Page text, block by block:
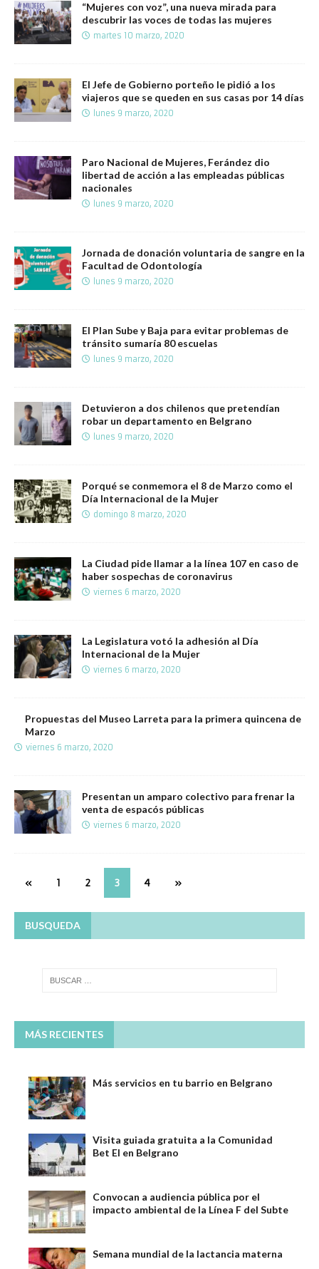
“Mujeres con voz”, una nueva mirada para
descubrir las voces de todas las mujeres
martes 10 marzo, 2020
El Jefe de Gobierno porteño le pidió a los
viajeros que se queden en sus casas por 14 días
lunes 9 marzo, 2020
Paro Nacional de Mujeres, Ferández dio
libertad de acción a las empleadas públicas
nacionales
lunes 9 marzo, 2020
Jornada de donación voluntaria de sangre en la
Facultad de Odontología
lunes 9 marzo, 2020
El Plan Sube y Baja para evitar problemas de
tránsito sumaría 80 escuelas
lunes 9 marzo, 2020
Detuvieron a dos chilenos que pretendían
robar un departamento en Belgrano
lunes 9 marzo, 2020
Porqué se conmemora el 8 de Marzo como el
Día Internacional de la Mujer
domingo 8 marzo, 2020
La Ciudad pide llamar a la línea 107 en caso de
haber sospechas de coronavirus
viernes 6 marzo, 2020
La Legislatura votó la adhesión al Día
Internacional de la Mujer
viernes 6 marzo, 2020
Propuestas del Museo Larreta para la primera quincena de
Marzo
viernes 6 marzo, 2020
Presentan un amparo colectivo para frenar la
venta de espacós públicas
viernes 6 marzo, 2020
« 1 2 3 4 »
BUSQUEDA
MÁS RECIENTES
Más servicios en tu barrio en Belgrano
Visita guiada gratuita a la Comunidad
Bet El en Belgrano
Convocan a audiencia pública por el
impacto ambiental de la Línea F del Subte
Semana mundial de la lactancia materna